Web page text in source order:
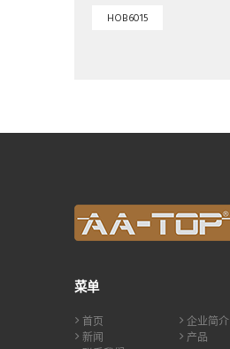
HOB6015
菜单
首页
企业简介
新闻
产品